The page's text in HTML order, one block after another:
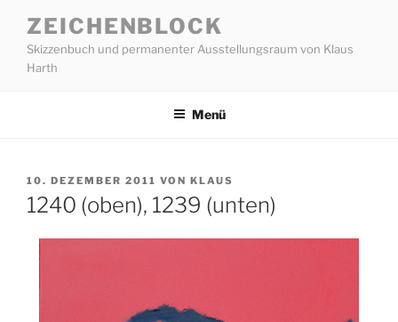
Inhalt
springen
ZEICHENBLOCK
Skizzenbuch und permanenter Ausstellungsraum von Klaus
Harth
Menü
VERÖFFENTLICHT
AM
10. DEZEMBER 2011 VON KLAUS
1240 (oben), 1239 (unten)